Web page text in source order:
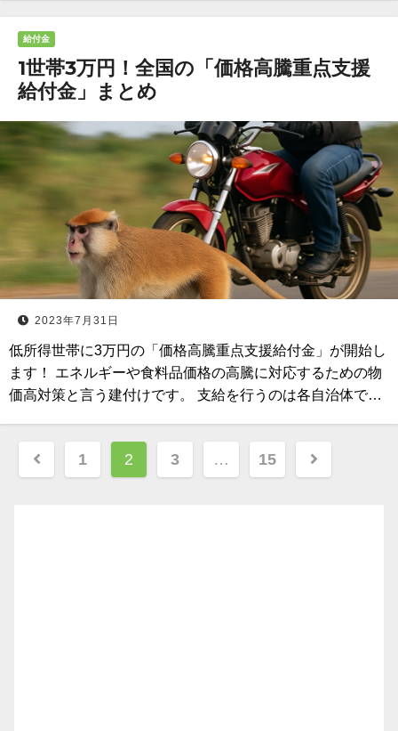
給付金
1世帯3万円！全国の「価格高騰重点支援
給付金」まとめ
2023年7月31日
低所得世帯に3万円の「価格高騰重点支援給付金」が開始し
ます！ エネルギーや食料品価格の高騰に対応するための物
価高対策と言う建付けです。 支給を行うのは各自治体で…
稿
1 2 3 … 15